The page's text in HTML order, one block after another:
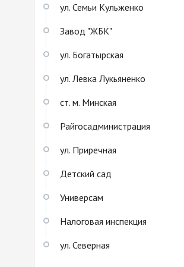
ул. Семьи Кульженко
Завод "ЖБК"
ул. Богатырская
ул. Левка Лукьяненко
ст. м. Минская
Райгосадминистрация
ул. Приречная
Детский сад
Универсам
Налоговая инспекция
ул. Северная